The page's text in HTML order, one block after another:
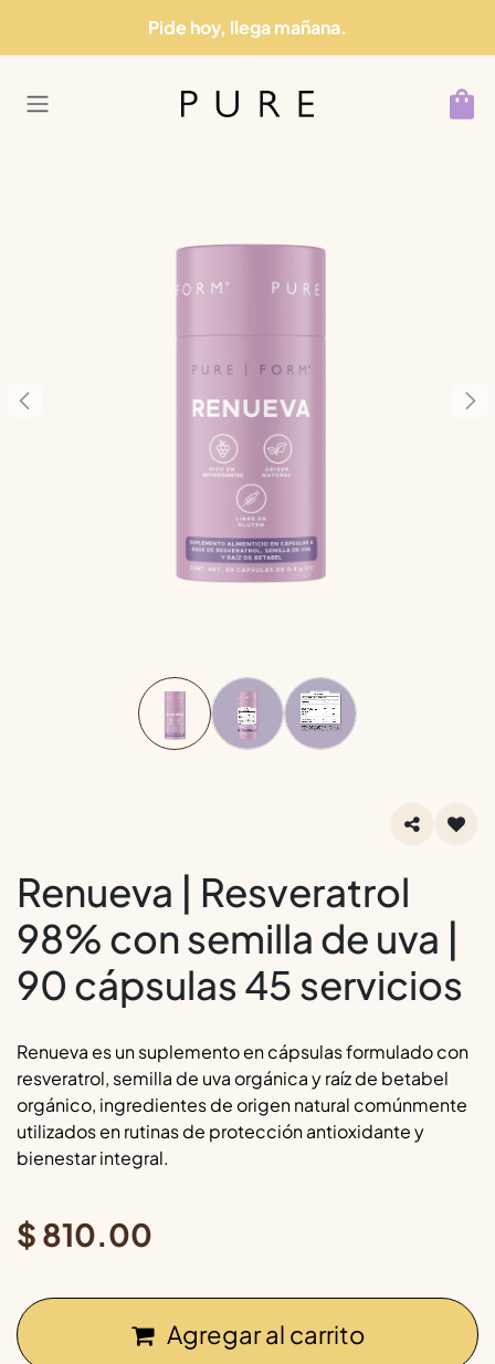
Pide hoy, llega mañana.
Renueva | Resveratrol
98% con semilla de uva |
90 cápsulas 45 servicios
Renueva es un suplemento en cápsulas formulado con
resveratrol, semilla de uva orgánica y raíz de betabel
orgánico, ingredientes de origen natural comúnmente
utilizados en rutinas de protección antioxidante y
bienestar integral.
$ 810.00
Agregar al carrito